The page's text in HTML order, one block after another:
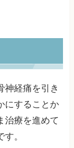
神経痛を引き
にすることか
治療を進めて
。